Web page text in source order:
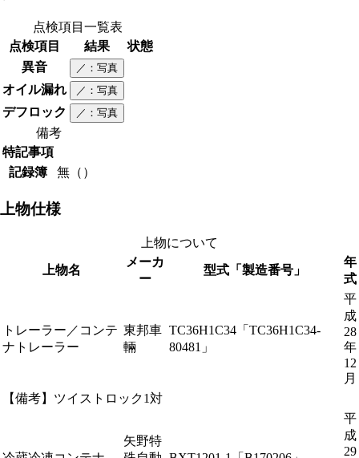
点検項目一覧表
点検項目
結果
状態
異音
／ ：写真
オイル漏れ ／ ：写真
デフロック ／ ：写真
備考
特記事項
記録簿
無（）
上物仕様
上物について
上物名
メーカ
ー
型式「製造番号」
年
式
トレーラー／コンテ
ナトレーラー
東邦車
輛
TC36H1C34「TC36H1C34-
80481」
平
成
28
年
12
月
【備考】ツイストロック1対
矢野特
平
成
29